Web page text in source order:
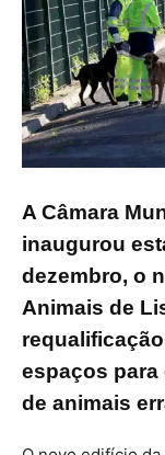
A Câmara
inaugurou
dezembro, o
Animais de
espaços para
de animais